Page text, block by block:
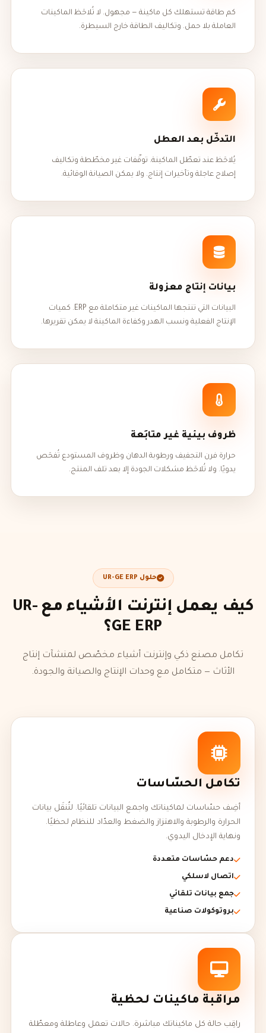
كم طاقة تستهلك كل ماكينة — مجهول. لا تُلاحَظ الماكينات
العاملة بلا حمل. وتكاليف الطاقة خارج السيطرة.
التدخّل بعد العطل
يُلاحَظ عند تعطّل الماكينة. توقّفات غير مخطّطة وتكاليف
إصلاح عاجلة وتأخيرات إنتاج. ولا يمكن الصيانة الوقائية.
بيانات إنتاج معزولة
البيانات التي تنتجها الماكينات غير متكاملة مع ERP. كميات
الإنتاج الفعلية ونسب الهدر وكفاءة الماكينة لا يمكن تقريرها.
ظروف بيئية غير متابَعة
حرارة فرن التجفيف ورطوبة الدهان وظروف المستودع تُفحَص
يدويًا. ولا تُلاحَظ مشكلات الجودة إلا بعد تلف المنتج.
حلول UR-GE ERP
كيف يعمل إنترنت الأشياء مع UR-
GE ERP؟
تكامل مصنع ذكي وإنترنت أشياء مخصّص لمنشآت إنتاج
الأثاث — متكامل مع وحدات الإنتاج والصيانة والجودة.
تكامل الحسّاسات
أضِف حسّاسات لماكيناتك واجمع البيانات تلقائيًا. لتُنقَل بيانات
الحرارة والرطوبة والاهتزاز والضغط والعدّاد للنظام لحظيًا.
ونهاية الإدخال اليدوي.
دعم حسّاسات متعددة
اتصال لاسلكي
جمع بيانات تلقائي
بروتوكولات صناعية
مراقبة ماكينات لحظية
راقِب حالة كل ماكيناتك مباشرة. حالات تعمل وعاطلة ومعطّلة